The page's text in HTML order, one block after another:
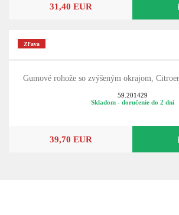
31,40 EUR
Zľava
Gumové rohože so zvýšeným okrajom,
59.201429
Skladom - doručenie do 2 dní
39,70 EUR